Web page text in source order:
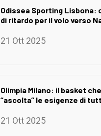
Odissea Sporting Lisbona:
di ritardo per il volo verso
21 Ott 2025
Olimpia Milano: il basket che
“ascolta” le esigenze di
21 Ott 2025